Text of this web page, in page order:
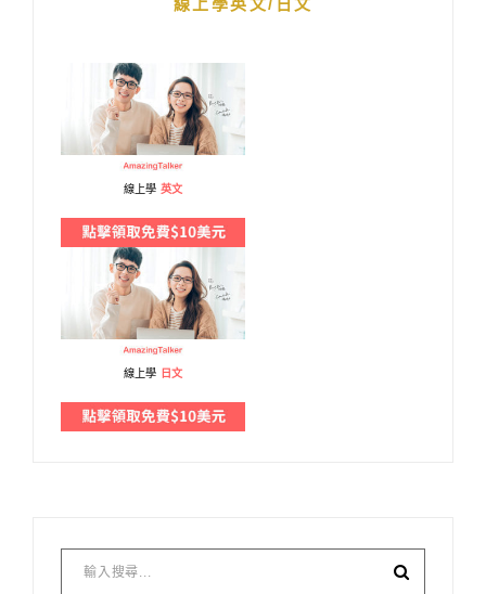
線上學 英文
線上學 日文